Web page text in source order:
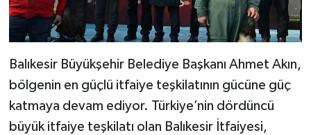
Balıkesir Büyükşehir Belediye Başkanı Ahmet Akın,
bölgenin en güçlü itfaiye teşkilatının gücüne güç
katmaya devam ediyor. Türkiye’nin dördüncü
büyük itfaiye teşkilatı olan Balıkesir İtfaiyesi,